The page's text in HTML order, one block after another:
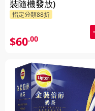
裝隨機發放)
指定分類88折
$60.00